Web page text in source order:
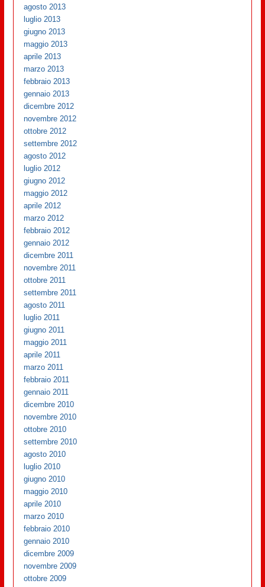
agosto 2013
luglio 2013
giugno 2013
maggio 2013
aprile 2013
marzo 2013
febbraio 2013
gennaio 2013
dicembre 2012
novembre 2012
ottobre 2012
settembre 2012
agosto 2012
luglio 2012
giugno 2012
maggio 2012
aprile 2012
marzo 2012
febbraio 2012
gennaio 2012
dicembre 2011
novembre 2011
ottobre 2011
settembre 2011
agosto 2011
luglio 2011
giugno 2011
maggio 2011
aprile 2011
marzo 2011
febbraio 2011
gennaio 2011
dicembre 2010
novembre 2010
ottobre 2010
settembre 2010
agosto 2010
luglio 2010
giugno 2010
maggio 2010
aprile 2010
marzo 2010
febbraio 2010
gennaio 2010
dicembre 2009
novembre 2009
ottobre 2009